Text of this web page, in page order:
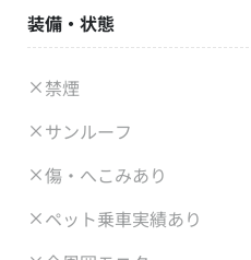
装備・状態
禁煙
サンルーフ
傷・へこみあり
ペット乗車実績あり